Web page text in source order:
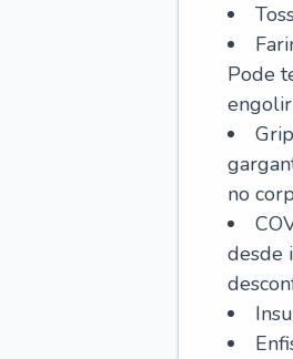
Pode
no
desde